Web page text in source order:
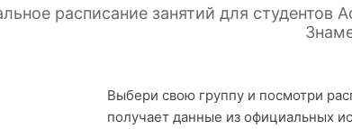
расписание занятий для студентов
Выбери свою группу и посмотри
получает данные из официальных